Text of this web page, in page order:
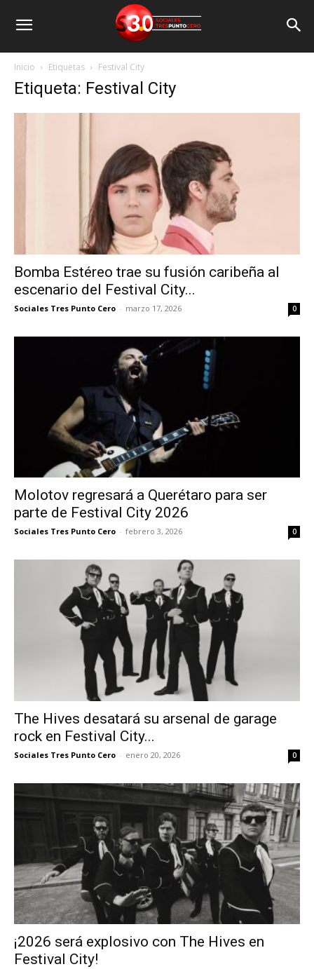
Inicio Etiquetas Festival City
Etiqueta: Festival City
Bomba Estéreo trae su fusión caribeña al
escenario del Festival City...
Sociales Tres Punto Cero - marzo 17, 2026 0
Molotov regresará a Querétaro para ser
parte de Festival City 2026
Sociales Tres Punto Cero - febrero 3, 2026 0
The Hives desatará su arsenal de garage
rock en Festival City...
Sociales Tres Punto Cero - enero 20, 2026 0
¡2026 será explosivo con The Hives en
Festival City!